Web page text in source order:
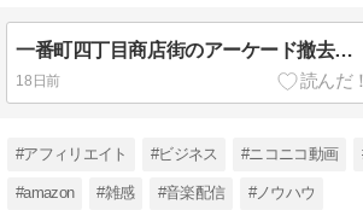
一番町四丁目商店街のアーケード撤去検討報道を受けて思うこと #仙台 #ニュース
18日前
#アフィリエイト #ビジネス #ニコニコ動画
#amazon #雑感 #音楽配信 #ノウハウ